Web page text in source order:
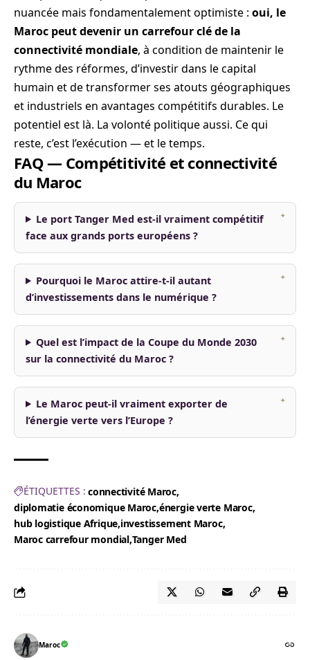
nuancée mais fondamentalement optimiste : oui, le
Maroc peut devenir un carrefour clé de la
connectivité mondiale, à condition de maintenir le
rythme des réformes, d’investir dans le capital
humain et de transformer ses atouts géographiques
et industriels en avantages compétitifs durables. Le
potentiel est là. La volonté politique aussi. Ce qui
reste, c’est l’exécution — et le temps.
FAQ — Compétitivité et connectivité
du Maroc
Le port Tanger Med est-il vraiment compétitif
face aux grands ports européens ?
Pourquoi le Maroc attire-t-il autant
d’investissements dans le numérique ?
Quel est l’impact de la Coupe du Monde 2030
sur la connectivité du Maroc ?
Le Maroc peut-il vraiment exporter de
l’énergie verte vers l’Europe ?
ÉTIQUETTES : connectivité Maroc
diplomatie économique Maroc énergie verte Maroc
hub logistique Afrique investissement Maroc
Maroc carrefour mondial Tanger Med
Maroc